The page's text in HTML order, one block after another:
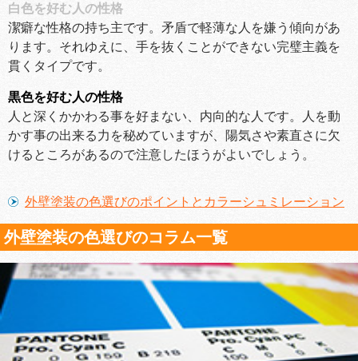
白色を好む人の性格
潔癖な性格の持ち主です。矛盾で軽薄な人を嫌う傾向があ
ります。それゆえに、手を抜くことができない完璧主義を
貫くタイプです。
黒色を好む人の性格
人と深くかかわる事を好まない、内向的な人です。人を動
かす事の出来る力を秘めていますが、陽気さや素直さに欠
けるところがあるので注意したほうがよいでしょう。
外壁塗装の色選びのポイントとカラーシュミレーション
外壁塗装の色選びのコラム一覧